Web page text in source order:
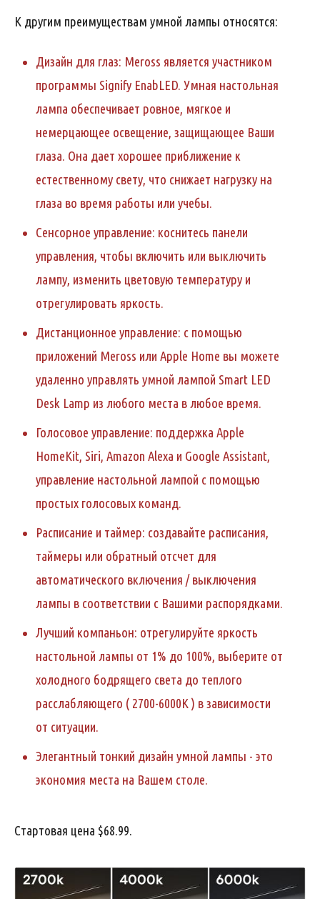
К другим преимуществам умной лампы относятся:
Дизайн для глаз: Meross является участником
программы Signify EnabLED. Умная настольная
лампа обеспечивает ровное, мягкое и
немерцающее освещение, защищающее Ваши
глаза. Она дает хорошее приближение к
естественному свету, что снижает нагрузку на
глаза во время работы или учебы.
Сенсорное управление: коснитесь панели
управления, чтобы включить или выключить
лампу, изменить цветовую температуру и
отрегулировать яркость.
Дистанционное управление: с помощью
приложений Meross или Apple Home вы можете
удаленно управлять умной лампой Smart LED
Desk Lamp из любого места в любое время.
Голосовое управление: поддержка Apple
HomeKit, Siri, Amazon Alexa и Google Assistant,
управление настольной лампой с помощью
простых голосовых команд.
Расписание и таймер: создавайте расписания,
таймеры или обратный отсчет для
автоматического включения / выключения
лампы в соответствии с Вашими распорядками.
Лучший компаньон: отрегулируйте яркость
настольной лампы от 1% до 100%, выберите от
холодного бодрящего света до теплого
расслабляющего ( 2700-6000K) в зависимости
от ситуации.
Элегантный тонкий дизайн умной лампы - это
экономия места на Вашем столе.
Стартовая цена $68.99.